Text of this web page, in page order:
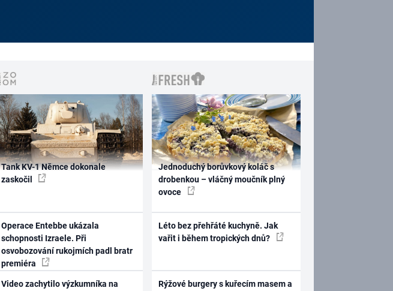
Tank KV-1 Němce dokonale
zaskočil
Operace Entebbe ukázala
schopnosti Izraele. Při
osvobozování rukojmích padl bratr
premiéra
Video zachytilo výzkumníka na
Jednoduchý borůvkový koláč s
drobenkou – vláčný moučník plný
ovoce
Léto bez přehřáté kuchyně. Jak
vařit i během tropických dnů?
Rýžové burgery s kuřecím masem a